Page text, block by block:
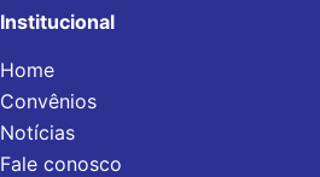
Institucional
Home
Convênios
Notícias
Fale conosco